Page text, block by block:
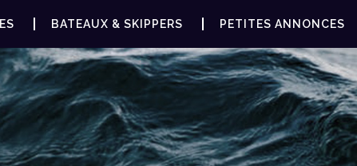
BATEAUX & SKIPPERS PETITES ANNONCES